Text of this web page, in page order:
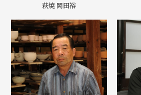
萩焼 岡田裕